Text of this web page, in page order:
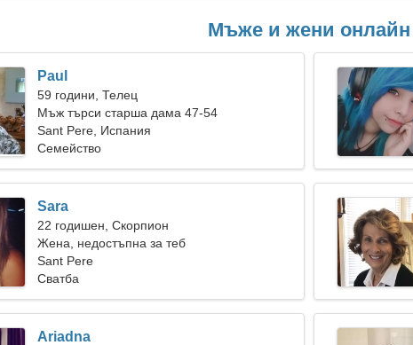
Мъже и жени онлайн
Paul
59 години, Телец
Мъж търси старша дама 47-54
Sant Pere, Испания
Семейство
Sara
22 годишен, Скорпион
Жена, недостъпна за теб
Sant Pere
Сватба
Ariadna